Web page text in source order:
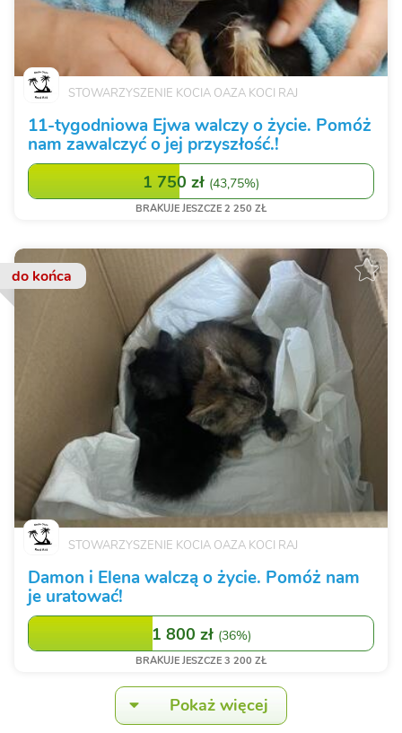
STOWARZYSZENIE KOCIA OAZA KOCI RAJ
11-tygodniowa Ejwa walczy o życie. Pomóż
nam zawalczyć o jej przyszłość.!
1 750 zł (43,75%)
BRAKUJE JESZCZE 2 250 ZŁ
do końca
STOWARZYSZENIE KOCIA OAZA KOCI RAJ
Damon i Elena walczą o życie. Pomóż nam
je uratować!
1 800 zł (36%)
BRAKUJE JESZCZE 3 200 ZŁ
Pokaż więcej